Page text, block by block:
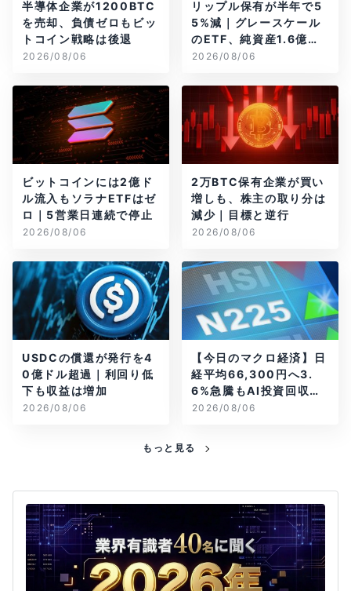
半導体企業が1200BTC
を売却、負債ゼロもビッ
トコイン戦略は後退
2026/08/06
リップル保有が半年で5
5%減｜グレースケール
のETF、純資産1.6億ド
ル減
2026/08/06
ビットコインには2億ド
ル流入もソラナETFはゼ
ロ｜5営業日連続で停止
2026/08/06
2万BTC保有企業が買い
増しも、株主の取り分は
減少｜目標と逆行
2026/08/06
USDCの償還が発行を4
0億ドル超過｜利回り低
下も収益は増加
2026/08/06
【今日のマクロ経済】日
経平均66,300円へ3.
6%急騰もAI投資回収懸
念が再燃
2026/08/06
もっと見る